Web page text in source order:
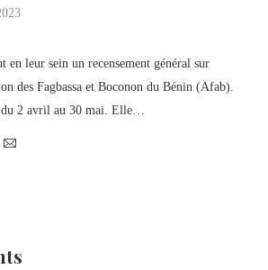
en leur sein un recensement général sur
des Fagbassa et Boconon du Bénin (Afab).
du 2 avril au 30 mai. Elle…